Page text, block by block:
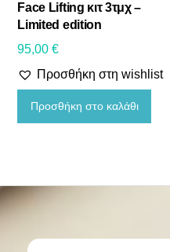
Face Lifting κιτ 3τμχ –
Limited edition
95,00€
Προσθήκη στη wishlist
Προσθήκη στο καλάθι